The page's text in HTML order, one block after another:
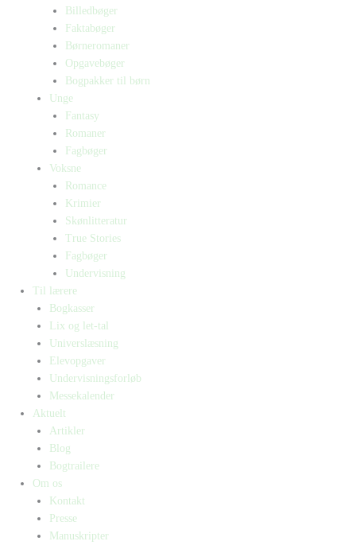
Billedbøger
Faktabøger
Børneromaner
Opgavebøger
Bogpakker til børn
Unge
Fantasy
Romaner
Fagbøger
Voksne
Romance
Krimier
Skønlitteratur
True Stories
Fagbøger
Undervisning
Til lærere
Bogkasser
Lix og let-tal
Universlæsning
Elevopgaver
Undervisningsforløb
Messekalender
Aktuelt
Artikler
Blog
Bogtrailere
Om os
Kontakt
Presse
Manuskripter